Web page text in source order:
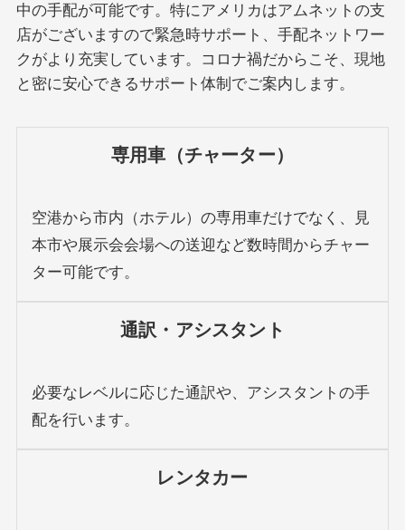
中の手配が可能です。特にアメリカはアムネットの支
店がございますので緊急時サポート、手配ネットワー
クがより充実しています。コロナ禍だからこそ、現地
と密に安心できるサポート体制でご案内します。
専用車（チャーター）
空港から市内（ホテル）の専用車だけでなく、見
本市や展示会会場への送迎など数時間からチャー
ター可能です。
通訳・アシスタント
必要なレベルに応じた通訳や、アシスタントの手
配を行います。
レンタカー